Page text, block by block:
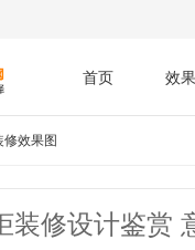
首页 效
效果图
装修设计鉴赏